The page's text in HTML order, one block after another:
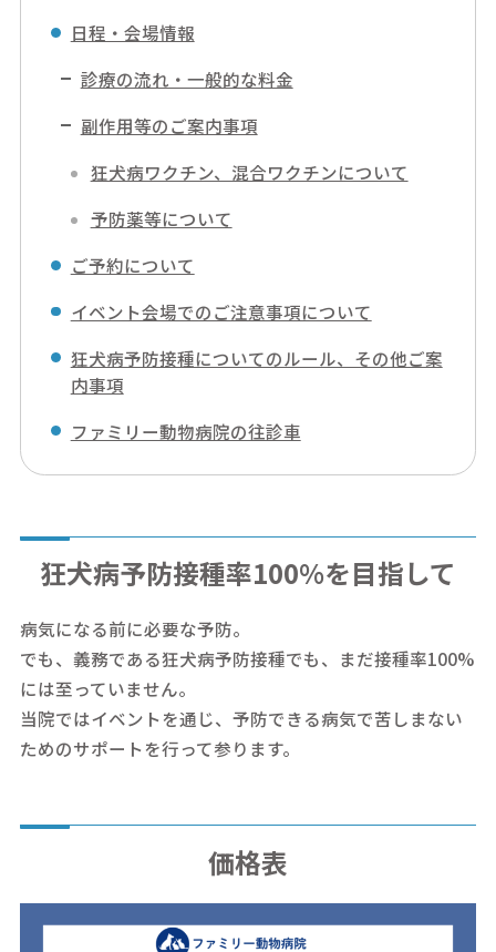
日程・会場情報
診療の流れ・一般的な料金
副作用等のご案内事項
狂犬病ワクチン、混合ワクチンについて
予防薬等について
ご予約について
イベント会場でのご注意事項について
狂犬病予防接種についてのルール、その他ご案
内事項
ファミリー動物病院の往診車
狂犬病予防接種率100%を目指して
病気になる前に必要な予防。
でも、義務である狂犬病予防接種でも、まだ接種率100%
には至っていません。
当院ではイベントを通じ、予防できる病気で苦しまない
ためのサポートを行って参ります。
価格表